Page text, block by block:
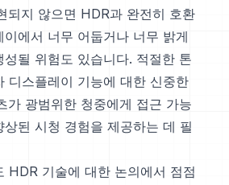
되지 않으면 HDR과 완전히 호환
에서 너무 어둡거나 너무 밝게
될 위험도 있습니다. 적절한 톤
디스플레이 기능에 대한 신중한
가 광범위한 청중에게 접근 가능
된 시청 경험을 제공하는 데 필
HDR 기술에 대한 논의에서 점점